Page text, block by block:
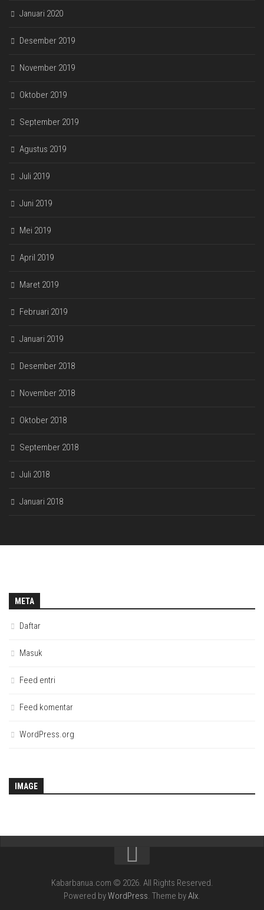
Januari 2020
Desember 2019
November 2019
Oktober 2019
September 2019
Agustus 2019
Juli 2019
Juni 2019
Mei 2019
April 2019
Maret 2019
Februari 2019
Januari 2019
Desember 2018
November 2018
Oktober 2018
September 2018
Juli 2018
Januari 2018
META
Daftar
Masuk
Feed entri
Feed komentar
WordPress.org
IMAGE
Kabarbanua.com © 2026. All Rights Reserved.
Powered byWordPress. Theme byAlx.